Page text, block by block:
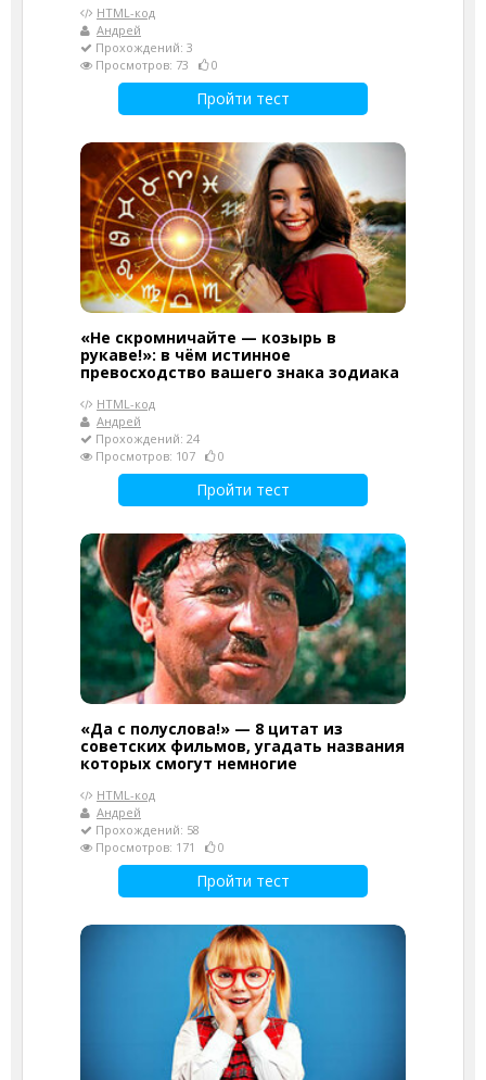
HTML-код
Андрей
Прохождений: 3
Просмотров: 73
0
Пройти тест
«Не скромничайте — козырь в
рукаве!»: в чём истинное
превосходство вашего знака зодиака
HTML-код
Андрей
Прохождений: 24
Просмотров: 107
0
Пройти тест
«Да с полуслова!» — 8 цитат из
советских фильмов, угадать названия
которых смогут немногие
HTML-код
Андрей
Прохождений: 58
Просмотров: 171
0
Пройти тест